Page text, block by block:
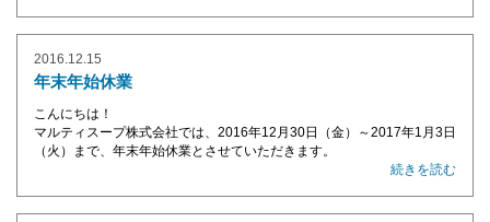
2016.12.15
年末年始休業
こんにちは！
マルティスープ株式会社では、2016年12月30日（金）～2017年1月3日
（火）まで、年末年始休業とさせていただきます。
続きを読む